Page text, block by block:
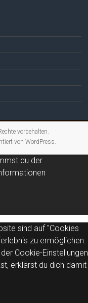
vorbehalten.
vonWordPress.
du der
sind auf "Cookies
zu ermöglichen.
Cookie-Einstellungen
erklärst du dich damit